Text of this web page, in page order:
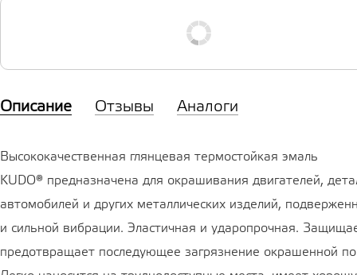
Описание Отзывы Аналоги
Высококачественная глянцевая термостойкая эмаль
KUDO® предназначена для окрашивания двигателей,
автомобилей и других металлических изделий,
и сильной вибрации. Эластичная и ударопрочная.
предотвращает последующее загрязнение окрашенной